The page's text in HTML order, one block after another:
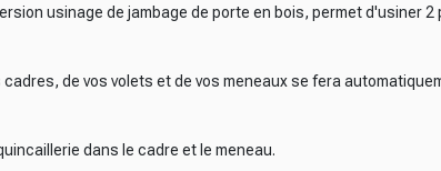
usinage de jambage de porte en bois, permet d'usiner 2
de vos volets et de vos meneaux se fera
dans le cadre et le meneau.